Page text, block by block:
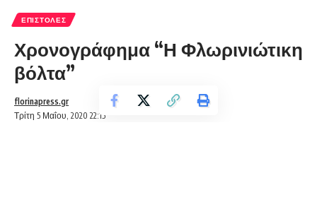
ΕΠΙΣΤΟΛΈΣ
Χρονογράφημα “Η Φλωρινιώτικη
βόλτα”
Τρίτη 5 Μαΐου, 2020 22:15
florinapress.gr